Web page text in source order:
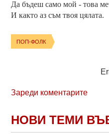
Да бъдеш само мой - това
И както аз съм твоя цялата.
ПОП-ФОЛК
Зареди коментарите
НОВИ ТЕМИ